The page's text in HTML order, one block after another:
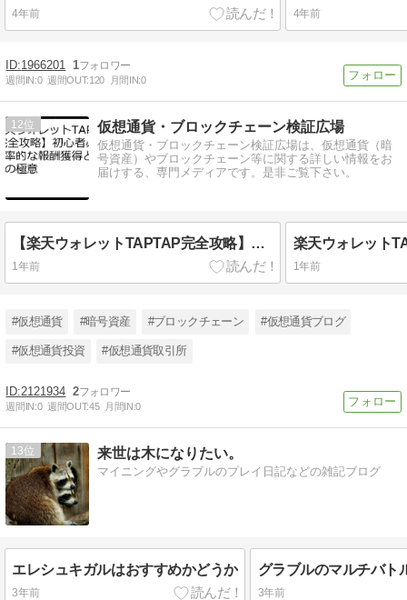
4年前 4年前
1966201 1
週間IN:0 週間OUT:120 月間IN:0
12 仮想通貨・ブロックチェーン検証広場
仮想通貨・ブロックチェーン検証広場は、仮想通貨（暗
号資産）やブロックチェーン等に関する詳しい情報をお
届けする、専門メディアです。是非ご覧下さい。
【楽天ウォレットTAPTAP完全攻略】初心者必見！効率的な報酬獲得と資産運用の極意
1年前 1年前
#仮想通貨 #暗号資産 #ブロックチェーン #仮想通貨ブログ
#仮想通貨投資 #仮想通貨取引所
2121934 2
週間IN:0 週間OUT:45 月間IN:0
13 来世は木になりたい。
マイニングやグラブルのプレイ日記などの雑記ブログ
エレシュキガルはおすすめかどうか
3年前 3年前